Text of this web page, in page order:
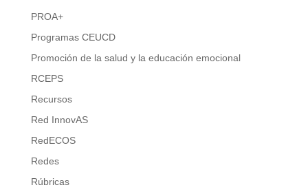
PROA+
Programas CEUCD
Promoción de la salud y la educación emocional
RCEPS
Recursos
Red InnovAS
RedECOS
Redes
Rúbricas